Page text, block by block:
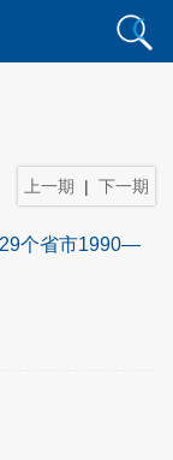
上一期 | 下一期
个省市1990—